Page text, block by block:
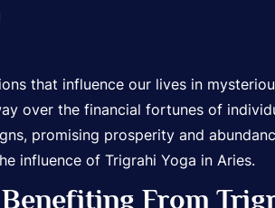
that influence our lives in
over the financial fortunes of
promising prosperity and
influence of Trigrahi Yoga in Aries.
From